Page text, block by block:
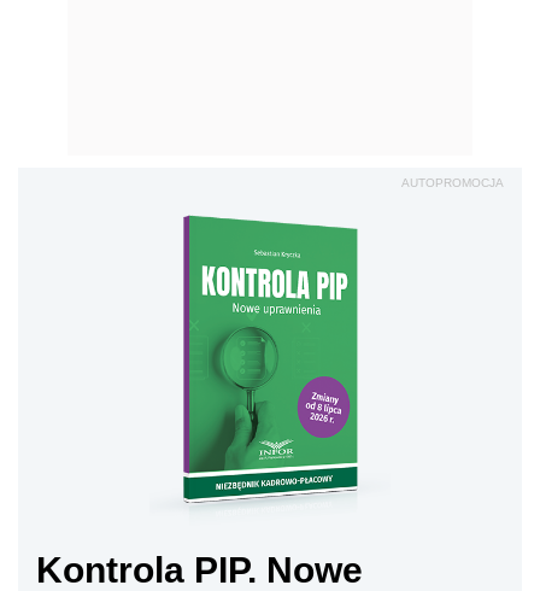
AUTOPROMOCJA
Kontrola PIP. Nowe